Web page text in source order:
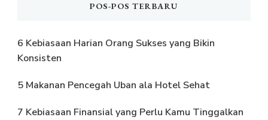
POS-POS TERBARU
6 Kebiasaan Harian Orang Sukses yang Bikin
Konsisten
5 Makanan Pencegah Uban ala Hotel Sehat
7 Kebiasaan Finansial yang Perlu Kamu Tinggalkan